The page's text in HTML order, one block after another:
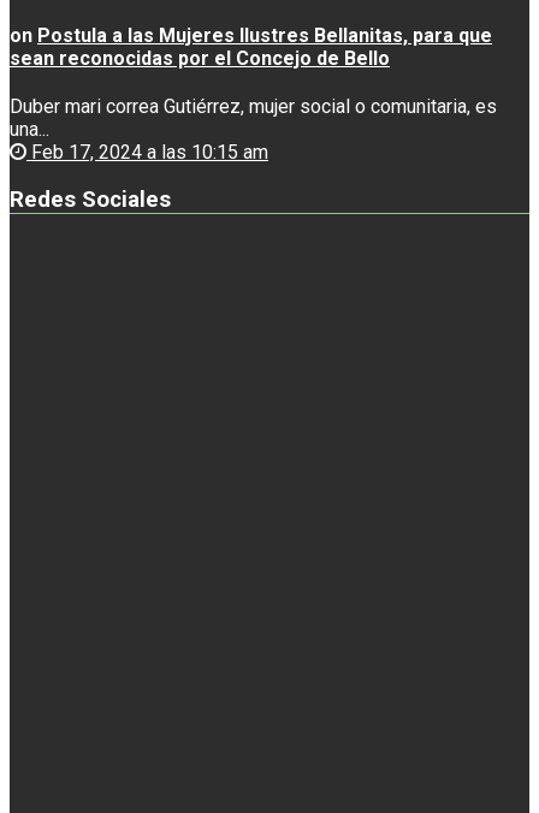
on Postula a las Mujeres Ilustres Bellanitas, para que
sean reconocidas por el Concejo de Bello
Duber mari correa Gutiérrez, mujer social o comunitaria, es
una...
Feb 17, 2024 a las 10:15 am
Redes Sociales